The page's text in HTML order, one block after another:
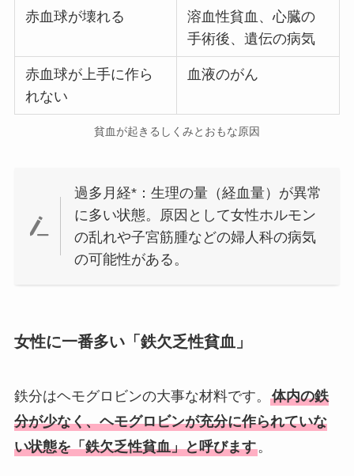
赤血球が壊れる
溶血性貧血、心臓の
手術後、遺伝の病気
赤血球が上手に作ら
れない
血液のがん
貧血が起きるしくみとおもな原因
過多月経*：生理の量（経血量）が異常
に多い状態。原因として女性ホルモン
の乱れや子宮筋腫などの婦人科の病気
の可能性がある。
女性に一番多い「鉄欠乏性貧血」
鉄分はヘモグロビンの大事な材料です。 体内の鉄
分が少なく、ヘモグロビンが充分に作られていな
い状態を「鉄欠乏性貧血」と呼びます。